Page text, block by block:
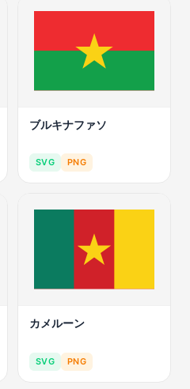
ブルキナファソ
SVG PNG
カメルーン
SVG PNG